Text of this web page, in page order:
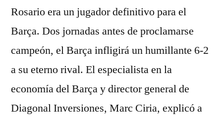
Rosario era un jugador definitivo para el
Barça. Dos jornadas antes de proclamarse
campeón, el Barça infligirá un humillante 6-2
a su eterno rival. El especialista en la
economía del Barça y director general de
Diagonal Inversiones, Marc Ciria, explicó a